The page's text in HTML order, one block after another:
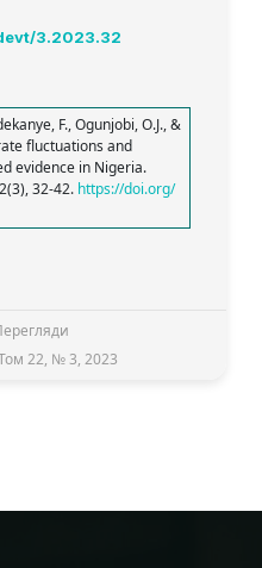
3.2023.32
F., Ogunjobi, O.J., &
fluctuations and
evidence in Nigeria.
32-42. https://doi.org/
22, № 3, 2023